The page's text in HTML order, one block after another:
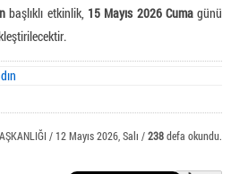
başlıklı etkinlik, 15 Mayıs 2026 Cumagünü
/ 12 Mayıs 2026, Salı /238defa okundu.